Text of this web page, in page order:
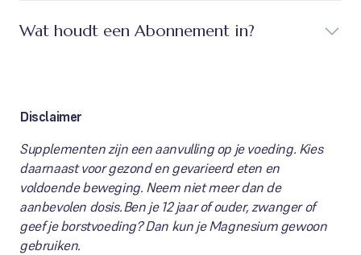
Wat houdt een Abonnement in?
Disclaimer
Supplementen zijn een aanvulling op je voeding. Kies
daarnaast voor gezond en gevarieerd eten en
voldoende beweging. Neem niet meer dan de
aanbevolen dosis. Ben je 12 jaar of ouder, zwanger of
geef je borstvoeding? Dan kun je Magnesium gewoon
gebruiken.